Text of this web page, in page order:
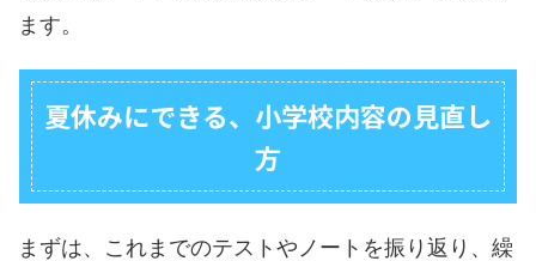
ます。
夏休みにできる、小学校内容の見直し
方
まずは、これまでのテストやノートを振り返り、繰